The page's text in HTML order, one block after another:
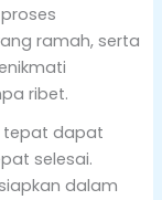
ramah, serta
ribet.
tepat dapat
selesai.
dalam